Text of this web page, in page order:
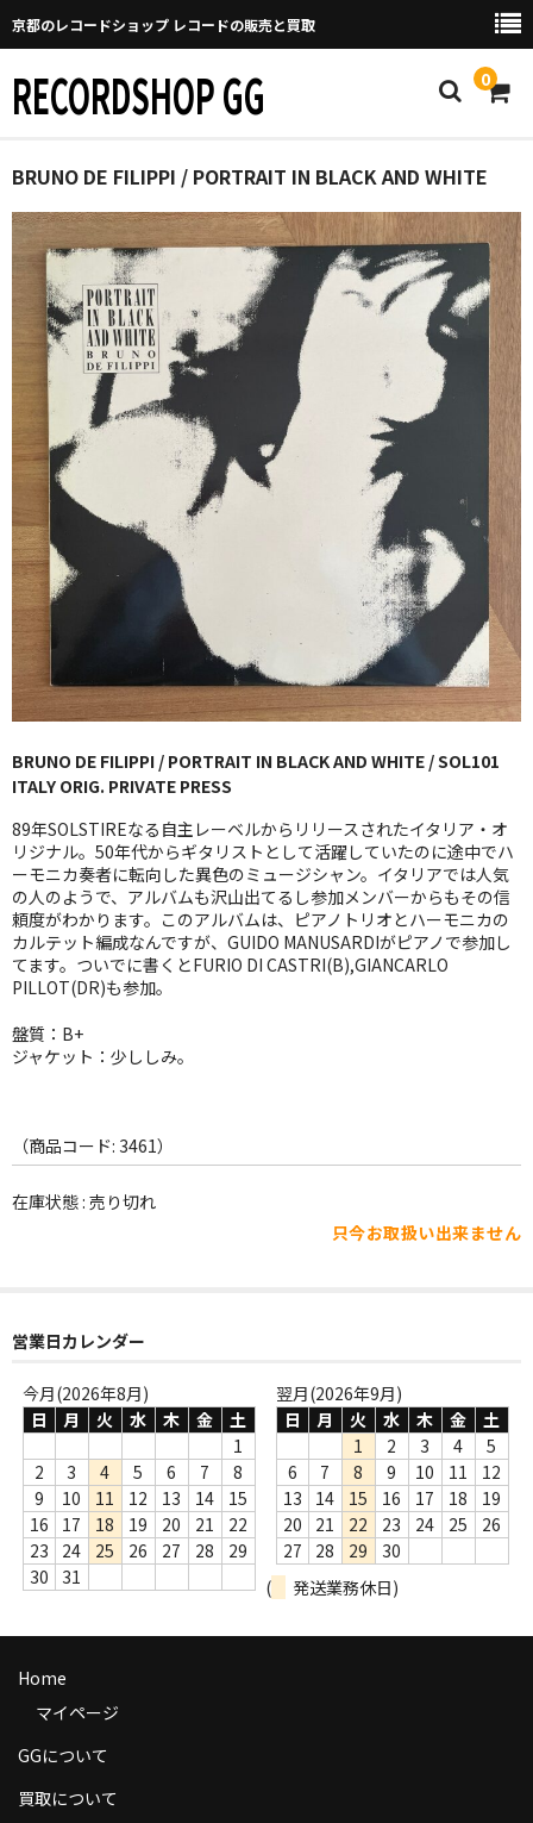
京都のレコードショップ レコードの販売と買取
RECORDSHOP GG 0
Home
マイページ
GGについて
買取について
取り置きなどについて
Categories
New Arrivals
新譜
GG RECORD （当店のレーベル）
全商品
BLUE NOTE
JAZZ-EU
JAZZ-JP
JAZZ-VOCAL
J-POP
ROCK
FOLK,SSW
WORLD
7INC
Webのみ no.4
売り切れ
Help
送料
お支払い方法
返品
BRUNO DE FILIPPI / PORTRAIT IN BLACK AND WHITE
BRUNO DE FILIPPI / PORTRAIT IN BLACK AND WHITE / SOL101
ITALY ORIG. PRIVATE PRESS
89年SOLSTIREなる自主レーベルからリリースされたイタリア・オ
リジナル。50年代からギタリストとして活躍していたのに途中でハ
ーモニカ奏者に転向した異色のミュージシャン。イタリアでは人気
の人のようで、アルバムも沢山出てるし参加メンバーからもその信
頼度がわかります。このアルバムは、ピアノトリオとハーモニカの
カルテット編成なんですが、GUIDO MANUSARDIがピアノで参加し
てます。ついでに書くとFURIO DI CASTRI(B),GIANCARLO
PILLOT(DR)も参加。
盤質：B+
ジャケット：少ししみ。
（商品コード: 3461）
在庫状態 : 売り切れ
只今お取扱い出来ません
営業日カレンダー
今月(2026年8月)
日
月 火 水 木 金
土
1
2
3 4 5 6 7
8
9
10 11 12 13 14
15
16
17 18 19 20 21
22
23
24 25 26 27 28
29
30
31
翌月(2026年9月)
日
月 火 水 木 金
土
1
2 3 4
5
6
7 8 9 10 11
12
13
14 15 16 17 18
19
20
21 22 23 24 25
26
27
28 29
30
(
発送業務休日)
Home
マイページ
GGについて
買取について